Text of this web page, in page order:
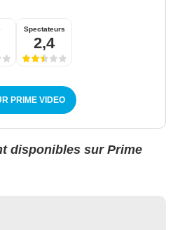
Spectateurs
2,4
PRIME VIDEO
disponibles sur Prime